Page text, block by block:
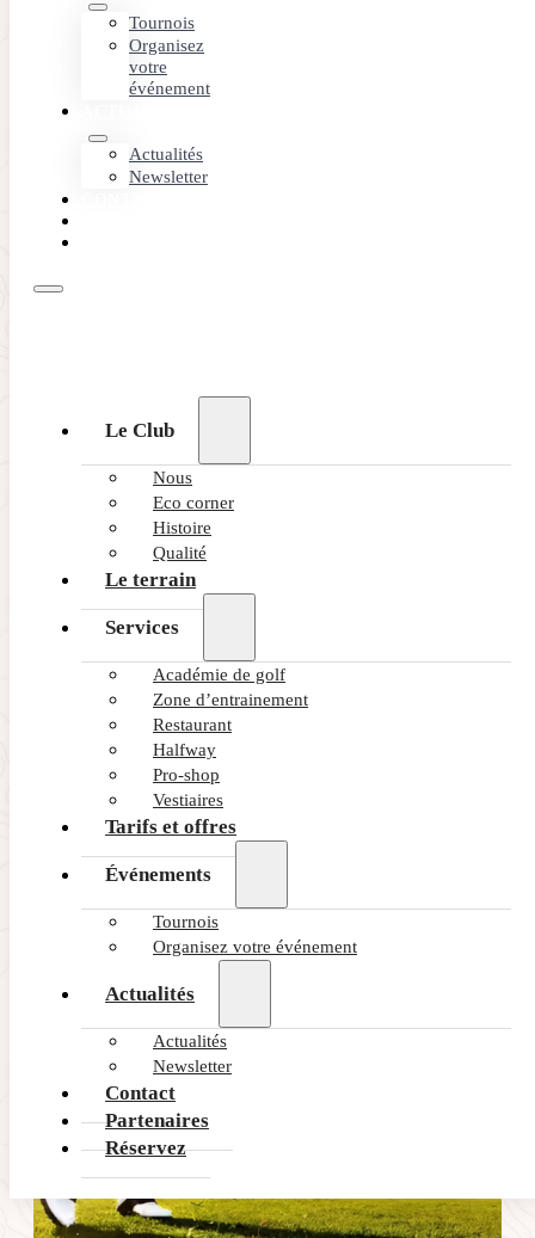
Tournois
Organisez
votre
événement
Actualités
Newsletter
Le Club
Nous
Eco corner
Histoire
Qualité
Le terrain
Services
Académie de golf
Zone d’entrainement
Restaurant
Halfway
Pro-shop
Vestiaires
Tarifs et offres
Événements
Tournois
Organisez votre événement
Actualités
Actualités
Newsletter
Contact
Partenaires
Réservez